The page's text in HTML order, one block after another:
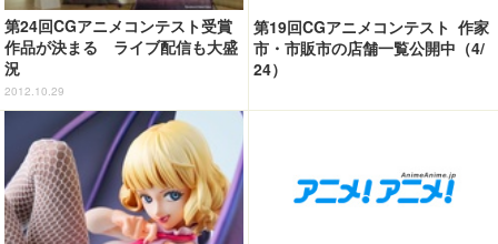
第24回CGアニメコンテスト受賞
作品が決まる ライブ配信も大盛
況
2012.10.29
第19回CGアニメコンテスト 作家
市・市販市の店舗一覧公開中（4/
24）